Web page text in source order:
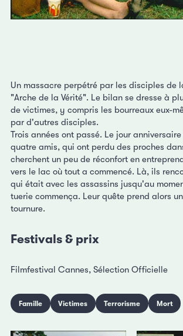
Un massacre perpétré par les disciples de
"Arche de la Vérité". Le bilan se dresse à
de victimes, y compris les bourreaux eux-
par d'autres disciples.
Trois années ont passé. Le jour
quatre amis, qui ont perdu des proches
cherchent un peu de réconfort en
vers le lac où tout a commencé. Là, ils
qui était avec les assassins jusqu'au
tuerie commença. Leur quête prend alors
tournure.
Festivals & prix
Filmfestival Cannes, Sélection Officielle
Famille Victimes Terrorisme Mort